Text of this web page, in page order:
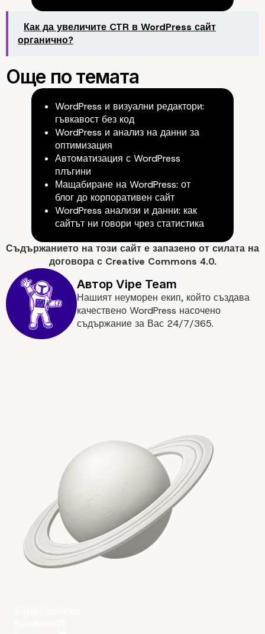
Заключение: силата
плъгините
Основни изводи
Как да увеличите CTR в WordPress сайт
органично?
WordPress и визуални редактори:
гъвкавост без код
WordPress и анализ на данни за
оптимизация
Автоматизация с WordPress
плъгини
Мащабиране на WordPress: от
блог до корпоративен сайт
WordPress анализи и данни: как
сайтът ни говори чрез статистика
Съдържанието на този сайт е запазено от силата на
договора с Creative Commons 4.0.
Нашият неуморен екип, който създава
качествено WordPress насочено
съдържание за Вас 24/7/365.